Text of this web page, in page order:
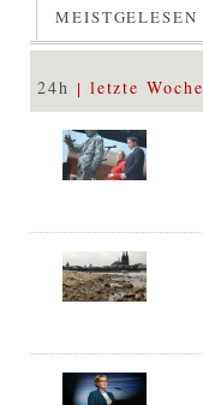
MEISTGELESEN
24h letzte Woche